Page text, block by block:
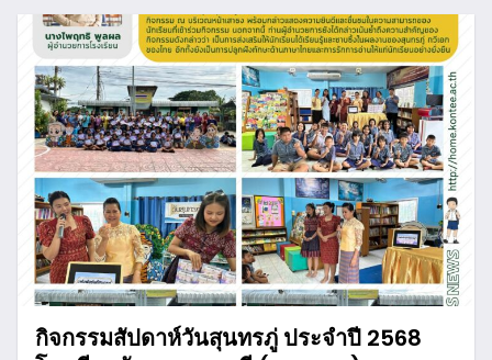
กิจกรรมสัปดาห์วันสุนทรภู่ ประจำปี 2568